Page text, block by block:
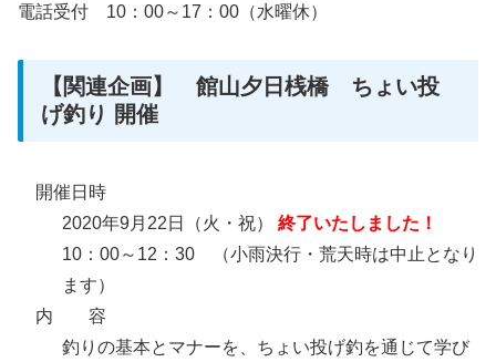
電話受付 10：00～17：00（水曜休）
【関連企画】 館山夕日桟橋 ちょい投
げ釣り 開催
開催日時
2020年9月22日（火・祝） 終了いたしました！
10：00～12：30 （小雨決行・荒天時は中止となり
ます）
内 容
釣りの基本とマナーを、ちょい投げ釣を通じて学び